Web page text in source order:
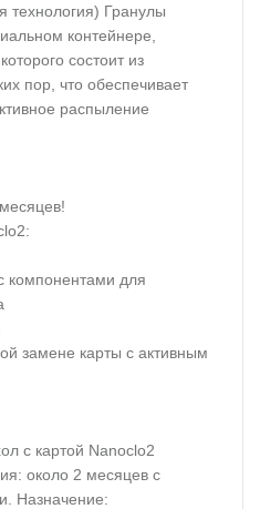
технология) Гранулы
контейнере,
состоит из
пор, что обеспечивает
распыление
компонентами для
замене карты с активным
с картой Nanoclo2
около 2 месяцев с
Назначение: